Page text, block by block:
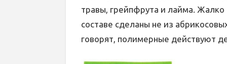
травы, грейпфрута и лайма.
составе сделаны не из
говорят, полимерные действуют